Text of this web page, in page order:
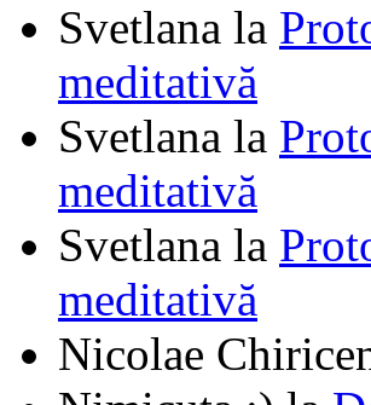
Svetlana la
meditativă
Svetlana la
meditativă
Svetlana la
meditativă
Nicolae